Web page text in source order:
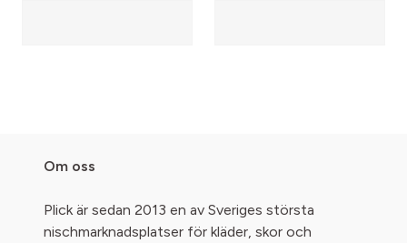
Om oss
Plick är sedan 2013 en av Sveriges största
nischmarknadsplatser för kläder, skor och